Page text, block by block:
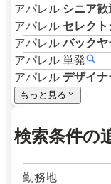
アパレル シニア歓
アパレル セレク
アパレル バックヤ
アパレル 単発
アパレル デザイ
もっと見る
検索条件の
勤務地